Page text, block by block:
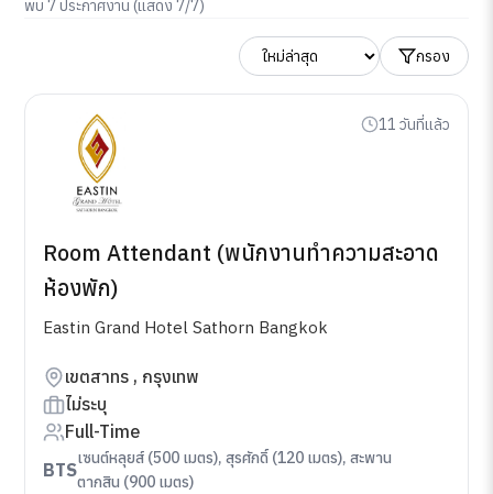
พบ 7 ประกาศงาน (แสดง 7/7)
กรอง
11 วันที่แล้ว
Room Attendant (พนักงานทำความสะอาด
ห้องพัก)
Eastin Grand Hotel Sathorn Bangkok
เขตสาทร , กรุงเทพ
ไม่ระบุ
Full-Time
BTS
เซนต์หลุยส์ (500 เมตร), สุรศักดิ์ (120 เมตร), สะพาน
ตากสิน (900 เมตร)